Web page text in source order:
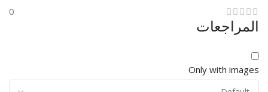
0
المراجعات
Only with images